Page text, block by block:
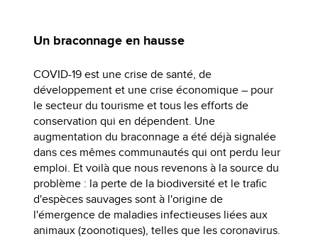
Un braconnage en hausse
COVID-19 est une crise de santé, de
développement et une crise économique – pour
le secteur du tourisme et tous les efforts de
conservation qui en dépendent. Une
augmentation du braconnage a été déjà signalée
dans ces mêmes communautés qui ont perdu leur
emploi. Et voilà que nous revenons à la source du
problème : la perte de la biodiversité et le trafic
d'espèces sauvages sont à l'origine de
l'émergence de maladies infectieuses liées aux
animaux (zoonotiques), telles que les coronavirus.